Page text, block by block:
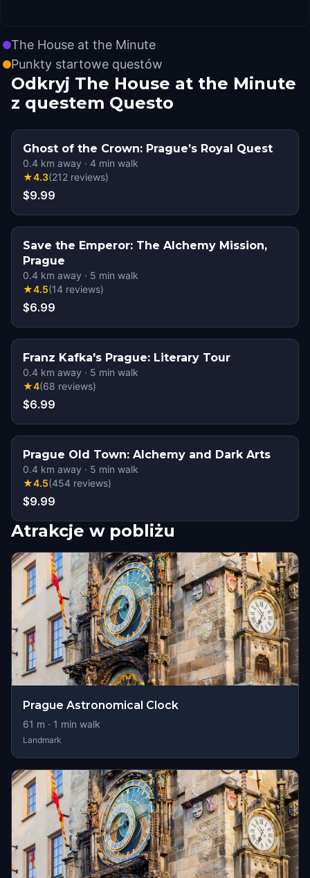
The House at the Minute
Punkty startowe questów
Odkryj The House at the Minute
z questem Questo
Ghost of the Crown: Prague’s Royal Quest
0.4 km away · 4 min walk
★4.3(212 reviews)
$9.99
Save the Emperor: The Alchemy Mission,
Prague
0.4 km away · 5 min walk
★4.5(14 reviews)
$6.99
Franz Kafka's Prague: Literary Tour
0.4 km away · 5 min walk
★4(68 reviews)
$6.99
Prague Old Town: Alchemy and Dark Arts
0.4 km away · 5 min walk
★4.5(454 reviews)
$9.99
Atrakcje w pobliżu
Prague Astronomical Clock
61 m · 1 min walk
Landmark